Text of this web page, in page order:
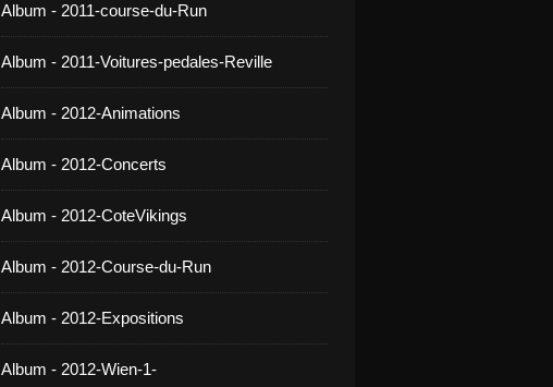
Album - 2011-course-du-Run
Album - 2011-Voitures-pedales-Reville
Album - 2012-Animations
Album - 2012-Concerts
Album - 2012-CoteVikings
Album - 2012-Course-du-Run
Album - 2012-Expositions
Album - 2012-Wien-1-